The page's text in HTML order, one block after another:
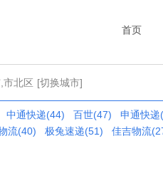
首页
市北区 [切换城市]
中通快递(44) 百世(47)
申通快递
流(40) 极兔速递(51)
佳吉物流